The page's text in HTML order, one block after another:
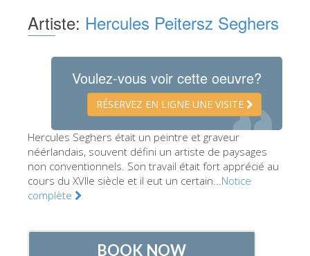
Les nouvelles salles
Galerie de l'Académie
La Galerie Palatine
Les Chapelles Médicis
Le Musée de San Marco
Le Musée Galilée
Artiste: Hercules Peitersz Seghers
Voulez-vous voir cette oeuvre?
RÉSERVEZ EN LIGNE UNE VISITE
Hercules Seghers était un peintre et graveur
néérlandais, souvent défini un artiste de paysages
non conventionnels. Son travail était fort apprécié au
cours du XVIIe siècle et il eut un certain...Notice
complète